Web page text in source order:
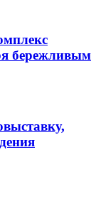
бережливым